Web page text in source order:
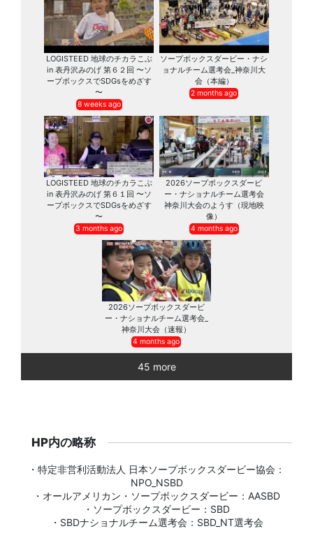
LOGISTEED 地球のチカラこぶ
in 表丹沢みのげ 第６２回 〜ソ
ープボックスでSDGsをめざす
〜
8 weeks ago
ソープボックスダービー・ナシ
ョナルチーム選考会_神奈川大
会（本編）
2 months ago
LOGISTEED 地球のチカラこぶ
in 表丹沢みのげ 第６１回 〜ソ
ープボックスでSDGsをめざす
〜
3 months ago
2026ソープボックスダービ
ー・ナショナルチーム選考会
神奈川大会のようす（現地映
像）
4 months ago
2026ソープボックスダービ
ー・ナショナルチーム選考会_
神奈川大会（速報）
4 months ago
45 more
HP内の略称
・特定非営利活動法人 日本ソープボックスダービー協会：
NPO_NSBD
・オールアメリカン・ソープボックスダービー：AASBD
・ソープボックスダービー：SBD
・SBDナショナルチーム選考会：SBD_NT選考会